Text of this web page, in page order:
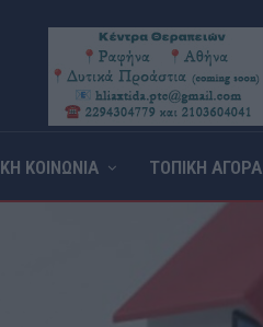
ΚΟΙΝΩΝΙΑ ΤΟΠΙΚΗ ΑΓΟΡΑ